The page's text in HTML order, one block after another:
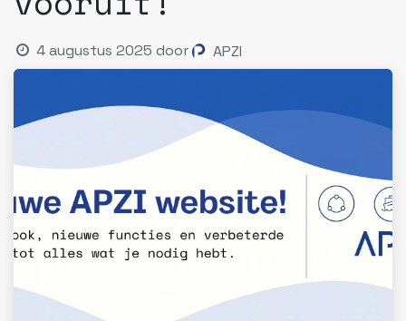
4 augustus 2025 door APZI